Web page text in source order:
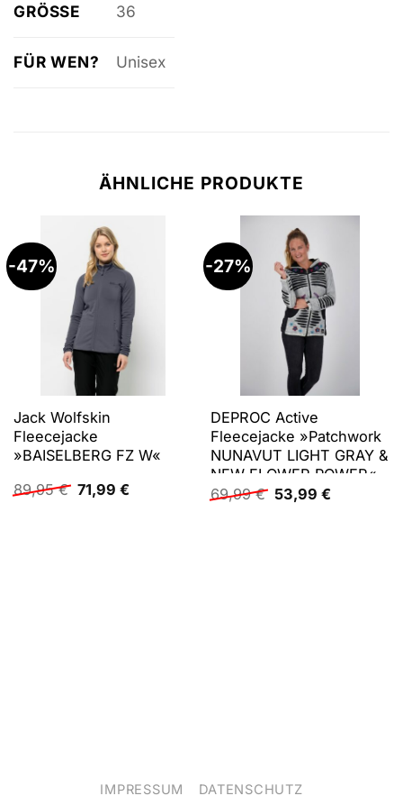
GRÖSSE 36
FÜR WEN? Unisex
ÄHNLICHE PRODUKTE
-47%
Jack Wolfskin
Fleecejacke
»BAISELBERG FZ W«
89,95€ Ursprünglicher
Preis
71,99 €Aktueller
-27%
DEPROC Active
Fleecejacke »Patchwork
NUNAVUT LIGHT GRAY &
NEW FLOWER POWER«
69,99€ Ursprünglicher
Preis
53,99 €Aktueller
IMPRESSUM DATENSCHUTZ